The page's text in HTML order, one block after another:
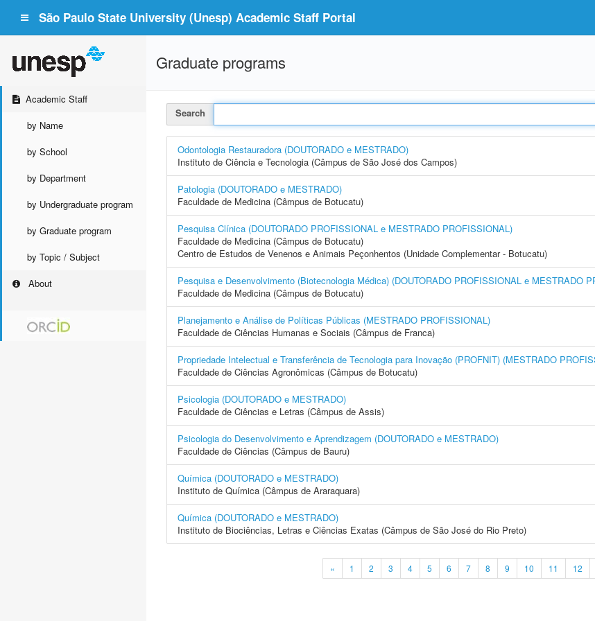
São Paulo State University (Unesp) Academic Staff Portal
Academic Staff
by Name
by School
by Department
by Undergraduate program
by Graduate program
by Topic / Subject
About
Graduate programs
Search
Odontologia Restauradora (DOUTORADO e MESTRADO)
Instituto de Ciência e Tecnologia (Câmpus de São José dos Campos)
Patologia (DOUTORADO e MESTRADO)
Faculdade de Medicina (Câmpus de Botucatu)
Pesquisa Clínica (DOUTORADO PROFISSIONAL e MESTRADO PROFISSIONAL)
Faculdade de Medicina (Câmpus de Botucatu)
Centro de Estudos de Venenos e Animais Peçonhentos (Unidade Complementar - Botucatu)
Pesquisa e Desenvolvimento (Biotecnologia Médica) (DOUTORADO PROFISSIONAL e MESTRADO
Faculdade de Medicina (Câmpus de Botucatu)
Planejamento e Análise de Políticas Públicas (MESTRADO PROFISSIONAL)
Faculdade de Ciências Humanas e Sociais (Câmpus de Franca)
Propriedade Intelectual e Transferência de Tecnologia para Inovação (PROFNIT) (MESTRADO
Faculdade de Ciências Agronômicas (Câmpus de Botucatu)
Psicologia (DOUTORADO e MESTRADO)
Faculdade de Ciências e Letras (Câmpus de Assis)
Psicologia do Desenvolvimento e Aprendizagem (DOUTORADO e MESTRADO)
Faculdade de Ciências (Câmpus de Bauru)
Química (DOUTORADO e MESTRADO)
Instituto de Química (Câmpus de Araraquara)
Química (DOUTORADO e MESTRADO)
Instituto de Biociências, Letras e Ciências Exatas (Câmpus de São José do Rio Preto)
« 1 2 3 4 5 6 7 8 9 10 11 12